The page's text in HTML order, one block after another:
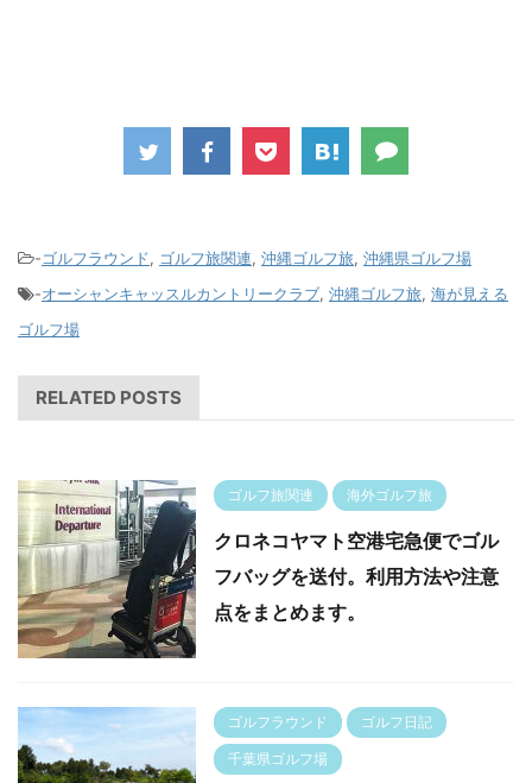
-ゴルフラウンド, ゴルフ旅関連, 沖縄ゴルフ旅, 沖縄県ゴルフ場
-オーシャンキャッスルカントリークラブ, 沖縄ゴルフ旅, 海が見える
ゴルフ場
RELATED POSTS
ゴルフ旅関連 海外ゴルフ旅
クロネコヤマト空港宅急便でゴル
フバッグを送付。利用方法や注意
点をまとめます。
ゴルフラウンド ゴルフ日記
千葉県ゴルフ場